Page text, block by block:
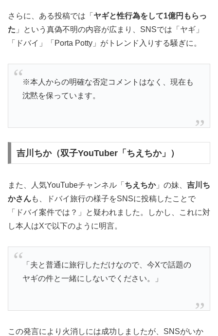
さらに、ある投稿では「 ヤギと性行為をして1億円もらっ
た 」という真偽不明の内容が広まり、SNSでは「ヤギ」
「ドバイ」「Porta Potty」がトレンド入りする騒ぎに。
※本人からの明確な否定コメントはなく、現在も
沈黙を保っています。
吉川ちか（双子YouTuber「ちえちか」）
また、人気YouTubeチャンネル「 ちえちか」の妹、 吉川ち
かさんも、ドバイ旅行の様子をSNSに投稿したことで
「ドバイ案件では？」と疑われました。しかし、これに対
し本人はXで以下のように明言。
「夫と普通に旅行しただけなので、今Xで話題の
ヤギの件と一緒にしないでください。」
この発言により火消しには成功しましたが、SNSがいか